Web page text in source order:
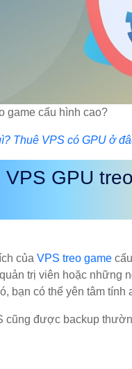
game cấu hình cao?
Thuê VPS có GPU ở
GPU
của VPS treo game
trị viên hoặc những
bạn có thể yên tâm tính
cũng được backup